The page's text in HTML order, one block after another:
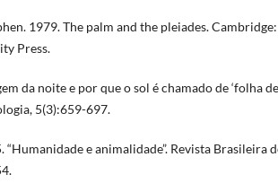
1979. The palm and the pleiades. Cambridge:
Press.
da noite e por que o sol é chamado de ‘folha de
5(3):659-697.
“Humanidade e animalidade”. Revista Brasileira